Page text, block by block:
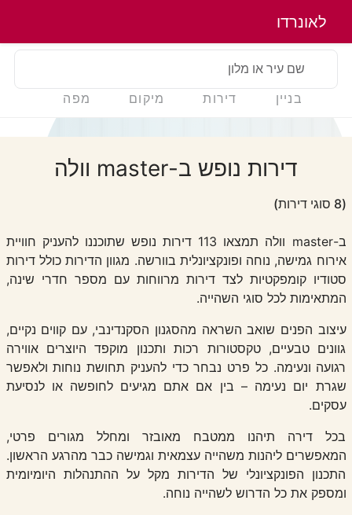
לאונרדו
שם עיר או מלון
בניין דירות מיקום מפה
דירות נופש ב-master וולה
(8 סוגי דירות)
ב-master וולה תמצאו 113 דירות נופש שתוכננו להעניק חוויית
אירוח גמישה, נוחה ופונקציונלית בוורשה. מגוון הדירות כולל דירות
סטודיו קומפקטיות לצד דירות מרווחות עם מספר חדרי שינה,
המתאימות לכל סוגי השהייה.
עיצוב הפנים שואב השראה מהסגנון הסקנדינבי, עם קווים נקיים,
גוונים טבעיים, טקסטורות רכות ותכנון מוקפד היוצרים אווירה
רגועה ונעימה. כל פרט נבחר כדי להעניק תחושת נוחות ולאפשר
שגרת יום נעימה – בין אם אתם מגיעים לחופשה או לנסיעת
עסקים.
בכל דירה תיהנו ממטבח מאובזר ומחלל מגורים פרטי,
המאפשרים ליהנות משהייה עצמאית וגמישה כבר מהרגע הראשון.
התכנון הפונקציונלי של הדירות מקל על ההתנהלות היומיומית
ומספק את כל הדרוש לשהייה נוחה.